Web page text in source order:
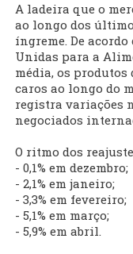
A ladeira que o
ao longo dos
íngreme. De
Unidas para a
média, os produtos
caros ao longo do
registra variações
negociados
O ritmo dos
- 0,1% em dezembro;
- 2,1% em janeiro;
- 3,3% em fevereiro;
- 5,1% em março;
- 5,9% em abril.